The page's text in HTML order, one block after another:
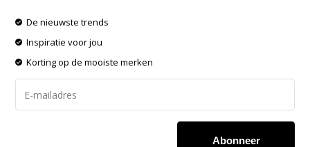
De nieuwste trends
Inspiratie voor jou
Korting op de mooiste merken
Abonneer